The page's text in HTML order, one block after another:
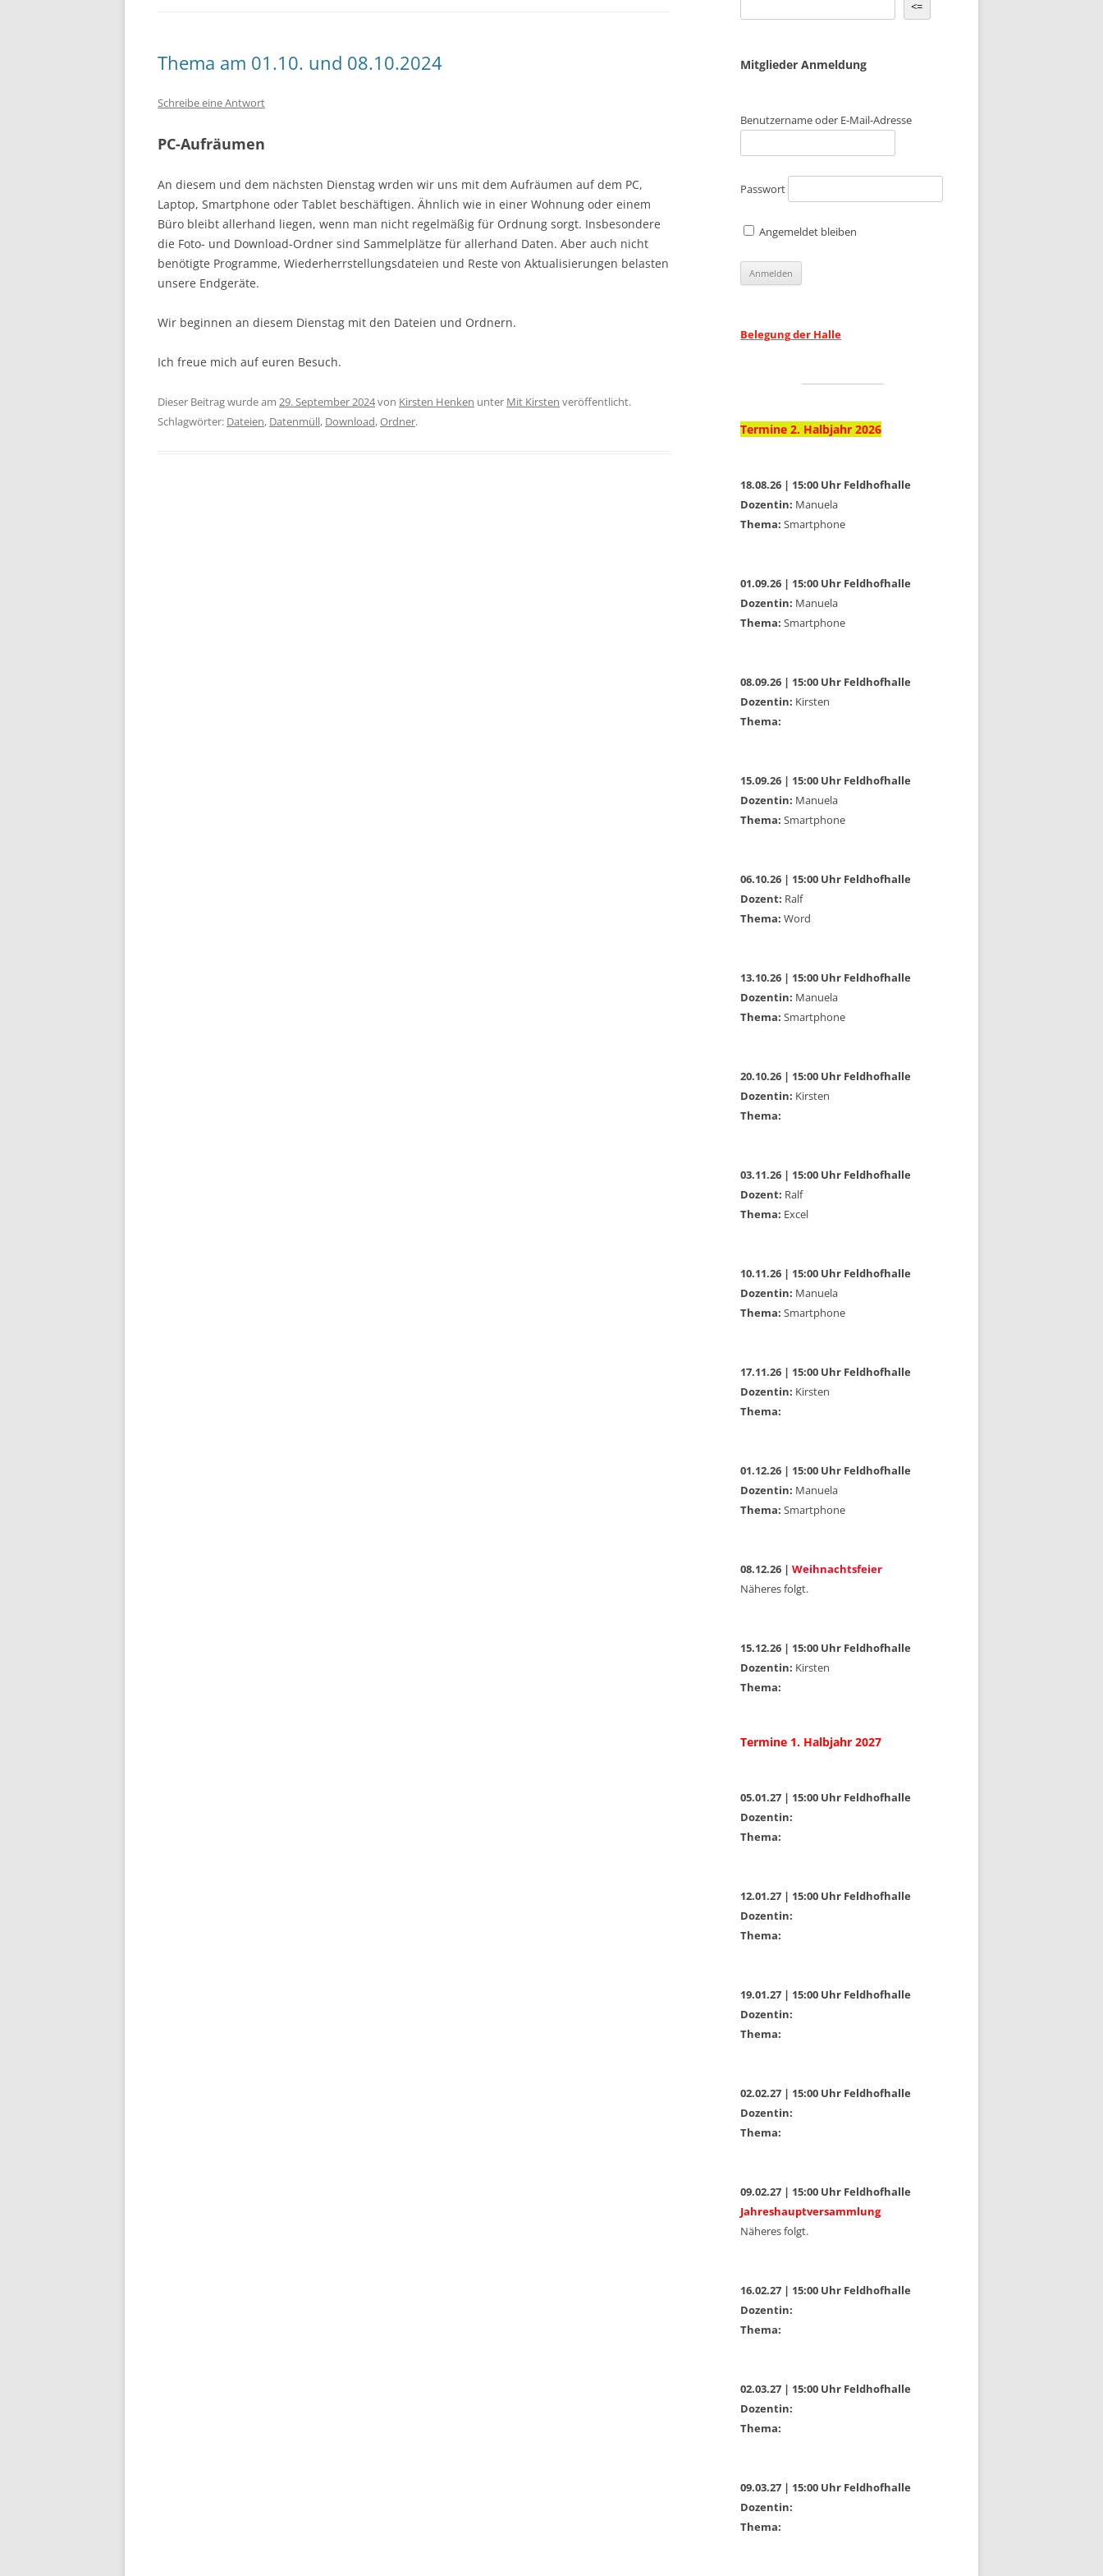
RADTOUR 2015 BILDER
RADTOUR 2013 BILDER
WEIHNACHTEN 2015 BILDER
WEIHNACHTEN 2013 BILDER
Thema am 01.10. und 08.10.2024
Schreibe eine Antwort
PC-Aufräumen
An diesem und dem nächsten Dienstag wrden wir uns mit dem Aufräumen auf dem PC,
Laptop, Smartphone oder Tablet beschäftigen. Ähnlich wie in einer Wohnung oder einem
Büro bleibt allerhand liegen, wenn man nicht regelmäßig für Ordnung sorgt. Insbesondere
die Foto- und Download-Ordner sind Sammelplätze für allerhand Daten. Aber auch nicht
benötigte Programme, Wiederherrstellungsdateien und Reste von Aktualisierungen belasten
unsere Endgeräte.
Wir beginnen an diesem Dienstag mit den Dateien und Ordnern.
Ich freue mich auf euren Besuch.
Dieser Beitrag wurde am 29. September 2024von Kirsten Henken unter Mit Kirsten veröffentlicht.
Schlagwörter: Dateien, Datenmüll, Download,Ordner.
<=
Mitglieder Anmeldung
Benutzername oder E-Mail-Adresse
Passwort
Angemeldet bleiben
Belegung der Halle
Termine 2. Halbjahr 2026
18.08.26 | 15:00 Uhr Feldhofhalle
Dozentin: Manuela
Thema: Smartphone
01.09.26 | 15:00 Uhr Feldhofhalle
Dozentin: Manuela
Thema: Smartphone
08.09.26 | 15:00 Uhr Feldhofhalle
Dozentin: Kirsten
Thema:
15.09.26 | 15:00 Uhr Feldhofhalle
Dozentin: Manuela
Thema: Smartphone
06.10.26 | 15:00 Uhr Feldhofhalle
Dozent: Ralf
Thema: Word
13.10.26 | 15:00 Uhr Feldhofhalle
Dozentin: Manuela
Thema: Smartphone
20.10.26 | 15:00 Uhr Feldhofhalle
Dozentin: Kirsten
Thema:
03.11.26 | 15:00 Uhr Feldhofhalle
Dozent: Ralf
Thema: Excel
10.11.26 | 15:00 Uhr Feldhofhalle
Dozentin: Manuela
Thema: Smartphone
17.11.26 | 15:00 Uhr Feldhofhalle
Dozentin: Kirsten
Thema:
01.12.26 | 15:00 Uhr Feldhofhalle
Dozentin: Manuela
Thema: Smartphone
08.12.26 | Weihnachtsfeier
Näheres folgt.
15.12.26 | 15:00 Uhr Feldhofhalle
Dozentin: Kirsten
Thema:
Termine 1. Halbjahr 2027
05.01.27 | 15:00 Uhr Feldhofhalle
Dozentin:
Thema:
12.01.27 | 15:00 Uhr Feldhofhalle
Dozentin:
Thema:
19.01.27 | 15:00 Uhr Feldhofhalle
Dozentin:
Thema:
02.02.27 | 15:00 Uhr Feldhofhalle
Dozentin:
Thema:
09.02.27 | 15:00 Uhr Feldhofhalle
Jahreshauptversammlung
Näheres folgt.
16.02.27 | 15:00 Uhr Feldhofhalle
Dozentin:
Thema:
02.03.27 | 15:00 Uhr Feldhofhalle
Dozentin:
Thema:
09.03.27 | 15:00 Uhr Feldhofhalle
Dozentin:
Thema: